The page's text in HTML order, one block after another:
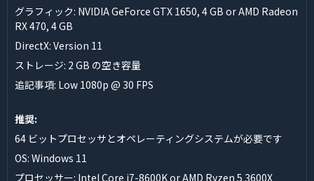
グラフィック: NVIDIA GeForce GTX 1650, 4 GB or AMD Radeon
RX 470, 4 GB
DirectX: Version 11
ストレージ: 2 GB の空き容量
追記事項: Low 1080p @ 30 FPS
推奨:
64 ビットプロセッサとオペレーティングシステムが必要です
OS: Windows 11
プロセッサー: Intel Core i7-8600K or AMD Ryzen 5 3600X